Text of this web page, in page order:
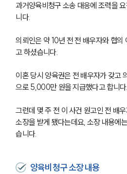
과거양육비청구 소송 대응에 조력을
니다.
의뢰인은 약 10년 전 전 배우자와 협의
고 하셨습니다.
이혼 당시 양육권은 전 배우자가 갖고
으로 5,000만 원을 지급했다고 합니다.
그런데 몇 주 전 이 사건 원고인 전 배
소장을 받게 됐다는데요, 소장 내용에
습니다.
양육비청구 소장 내용